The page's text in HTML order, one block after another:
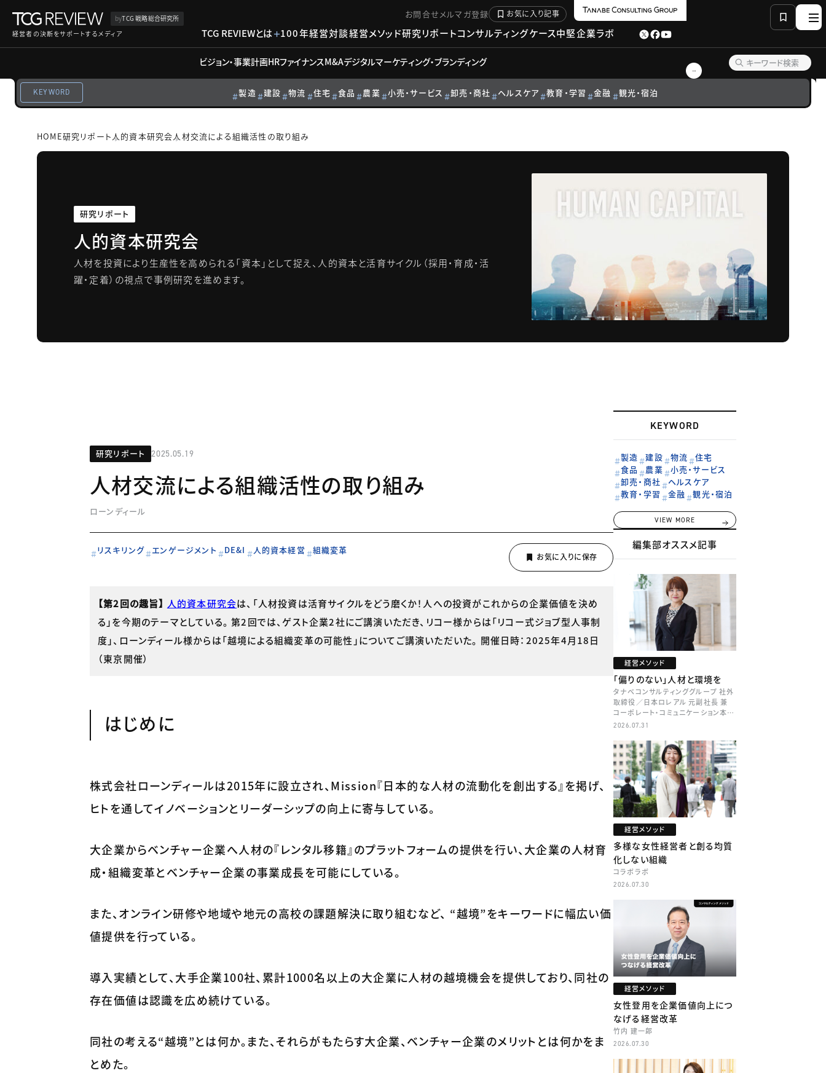
byTCG 戦略総合研究所
経営者の決断をサポートするメディア
お問合せメルマガ登録 お気に入り記事
TCG REVIEWとは 100年経営対談経営メソッド研究リポートコンサルティングケース中堅企業ラボ
ビジョン・事業計画HRファイナンスM&Aデジタルマーケティング・ブランディング
KEYWORD 製造 建設 物流 住宅 食品 農業 小売・サービス 卸売・商社 ヘルスケア 教育・学習 金融 観光・宿泊
HOME研究リポート 人的資本研究会人材交流による組織活性の取り組み
研究リポート
人的資本研究会
人材を投資により生産性を高められる「資本」として捉え、人的資本と活育サイクル（採用・育成・活
躍・定着）の視点で事例研究を進めます。
研究リポート 2025.05.19
人材交流による組織活性の取り組み
ローンディール
リスキリング エンゲージメント DE&I 人的資本経営 組織変革
【第2回の趣旨】 人的資本研究会は、「人材投資は活育サイクルをどう磨くか！人への投資がこれからの企業価値を決め
る」を今期のテーマとしている。 第2回では、ゲスト企業2社にご講演いただき、リコー様からは「リコー式ジョブ型人事制
度」、ローンディール様からは「越境による組織変革の可能性」についてご講演いただいた。 開催日時：2025年4月18日
（東京開催）
はじめに
株式会社ローンディールは2015年に設立され、Mission『日本的な人材の流動化を創出する』を掲げ、
ヒトを通してイノベーションとリーダーシップの向上に寄与している。
大企業からベンチャー企業へ人材の『レンタル移籍』のプラットフォームの提供を行い、大企業の人材育
成・組織変革とベンチャー企業の事業成長を可能にしている。
また、オンライン研修や地域や地元の高校の課題解決に取り組むなど、 “越境”をキーワードに幅広い価
値提供を行っている。
導入実績として、大手企業100社、累計1000名以上の大企業に人材の越境機会を提供しており、同社の
存在価値は認識を広め続けている。
同社の考える“越境”とは何か。また、それらがもたらす大企業、ベンチャー企業のメリットとは何かをま
とめた。
KEYWORD
製造 建設 物流
住宅
食品
農業
小売・サービス
卸売・商社
ヘルスケア
教育・学習
金融 観光・宿泊
VIEW MORE
編集部オススメ記事
経営メソッド
「偏りのない」人材と環境を
タナベコンサルティンググループ 社外
取締役／日本ロレアル 元副社長 兼
コーポレート・コミュニケーション本部
本部長／キャリアコンサルタント 井村
2026.07.31
経営メソッド
多様な女性経営者と創る均質
化しない組織
コラボラボ
2026.07.30
経営メソッド
女性登用を企業価値向上につ
なげる経営改革
竹内 建一郎
2026.07.30